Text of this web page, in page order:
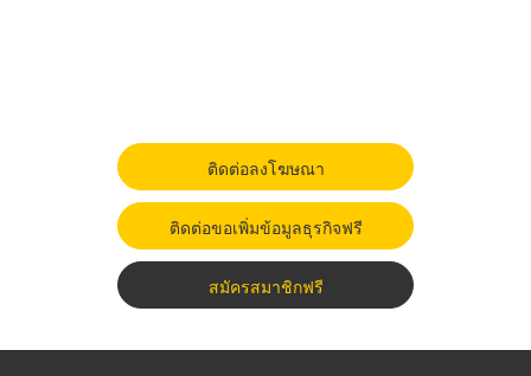
ติดต่อลงโฆษณา
ติดต่อขอเพิ่มข้อมูลธุรกิจฟรี
สมัครสมาชิกฟรี